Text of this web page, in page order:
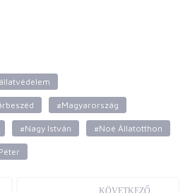
#Magyarország
#Nagy István #Noé Állatotthon